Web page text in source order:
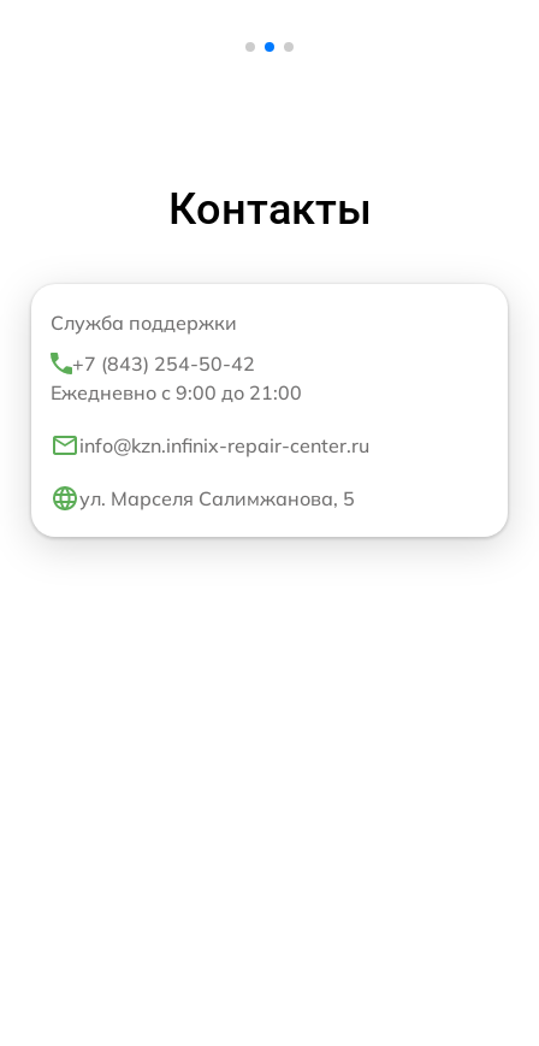
Контакты
Служба поддержки
+7 (843) 254-50-42
Ежедневно с 9:00 до 21:00
info@kzn.infinix-repair-center.ru
ул. Марселя Салимжанова, 5